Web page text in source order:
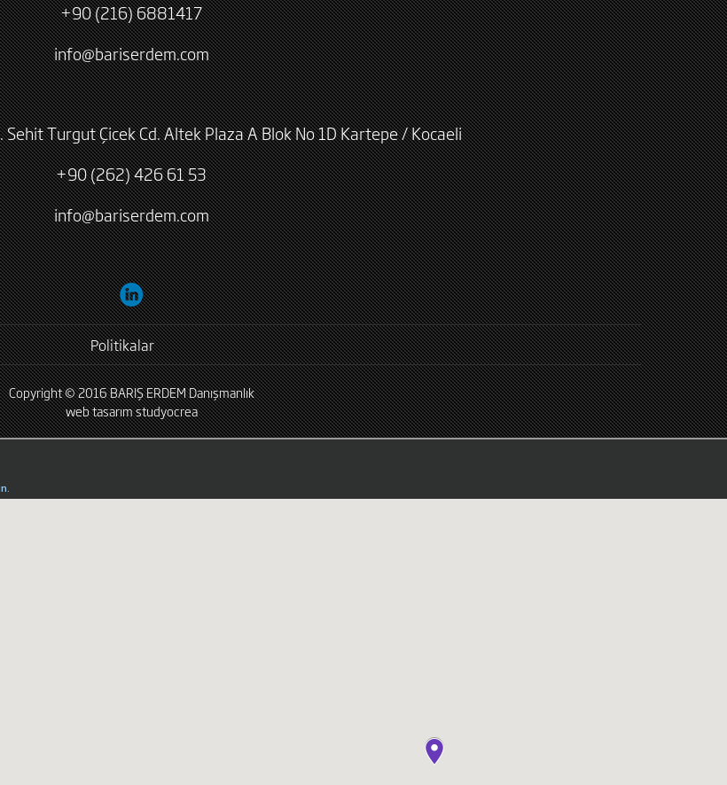
+90 (216) 6881417
info@bariserdem.com
Turgut Çicek Cd. Altek Plaza A Blok No 1D Kartepe / Kocaeli
+90 (262) 426 61 53
info@bariserdem.com
Politikalar
Copyright © 2016 BARIŞ ERDEM Danışmanlık
web tasarımstudyocrea